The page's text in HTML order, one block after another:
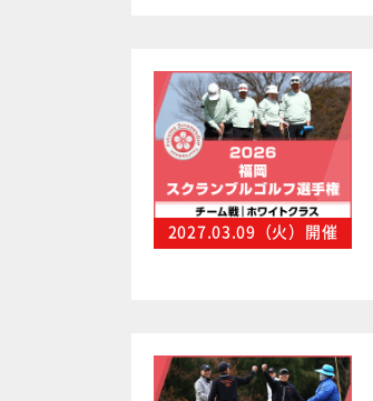
2027.03.09（火）開催